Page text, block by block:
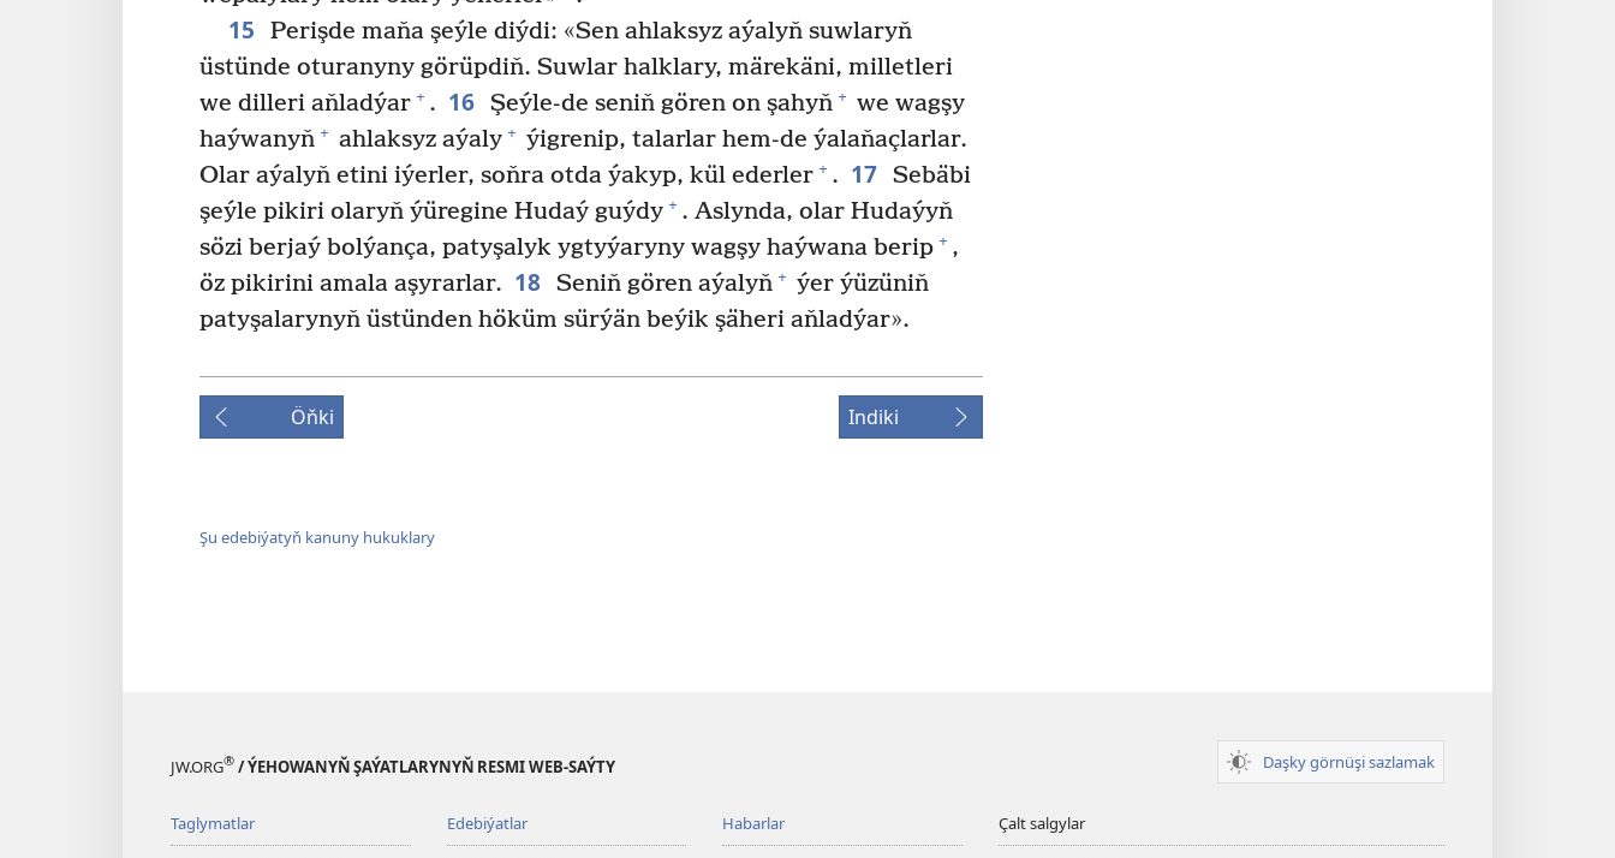
15
Perişde maňa şeýle diýdi: «Sen ahlaksyz aýalyň suwlaryň
üstünde oturanyny görüpdiň. Suwlar halklary, märekäni, milletleri
we dilleri aňladýar + . 16 Şeýle-de seniň gören on şahyň + we wagşy
haýwanyň + ahlaksyz aýaly + ýigrenip, talarlar hem-de ýalaňaçlarlar.
Olar aýalyň etini iýerler, soňra otda ýakyp, kül ederler + . 17 Sebäbi
şeýle pikiri olaryň ýüregine Hudaý guýdy + . Aslynda, olar Hudaýyň
sözi berjaý bolýança, patyşalyk ygtyýaryny wagşy haýwana berip + ,
öz pikirini amala aşyrarlar. 18 Seniň gören aýalyň + ýer ýüzüniň
patyşalarynyň üstünden höküm sürýän beýik şäheri aňladýar».
Öňki Indiki
Şu edebiýatyň kanuny hukuklary
JW.ORG® / ÝEHOWANYŇ ŞAÝATLARYNYŇ RESMI WEB-SAÝTY Daşky görnüşi sazlamak
Taglymatlar Edebiýatlar Habarlar Çalt salgylar